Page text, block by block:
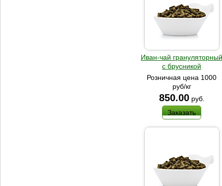
Иван-чай грануляторный
с брусникой
Розничная цена 1000
руб/кг
850.00 руб.
Заказать